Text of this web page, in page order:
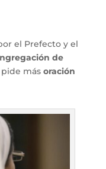
el Prefecto y el
de
pide más oración